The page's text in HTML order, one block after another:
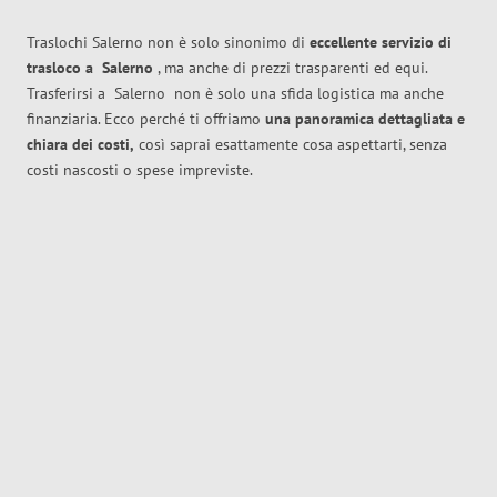
Traslochi Salerno non è solo sinonimo di eccellente servizio di
trasloco a Salerno , ma anche di prezzi trasparenti ed equi.
Trasferirsi a Salerno non è solo una sfida logistica ma anche
finanziaria. Ecco perché ti offriamo una panoramica dettagliata e
chiara dei costi, così saprai esattamente cosa aspettarti, senza
costi nascosti o spese impreviste.